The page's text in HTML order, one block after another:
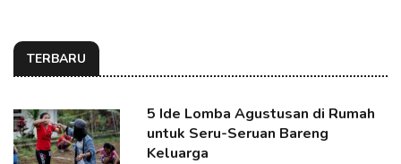
TERBARU
5 Ide Lomba Agustusan di Rumah
untuk Seru-Seruan Bareng
Keluarga